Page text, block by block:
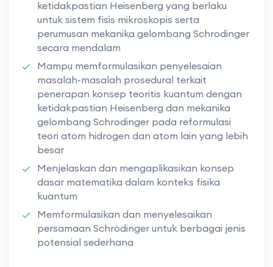
ketidakpastian Heisenberg yang berlaku
untuk sistem fisis mikroskopis serta
perumusan mekanika gelombang Schrodinger
secara mendalam
Mampu memformulasikan penyelesaian
masalah-masalah prosedural terkait
penerapan konsep teoritis kuantum dengan
ketidakpastian Heisenberg dan mekanika
gelombang Schrodinger pada reformulasi
teori atom hidrogen dan atom lain yang lebih
besar
Menjelaskan dan mengaplikasikan konsep
dasar matematika dalam konteks fisika
kuantum
Memformulasikan dan menyelesaikan
persamaan Schrödinger untuk berbagai jenis
potensial sederhana